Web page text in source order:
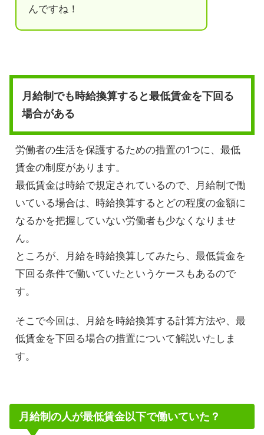
んですね！
月給制でも時給換算すると最低賃金を下回る
場合がある
労働者の生活を保護するための措置の1つに、最低
賃金の制度があります。
最低賃金は時給で規定されているので、月給制で働
いている場合は、時給換算するとどの程度の金額に
なるかを把握していない労働者も少なくなりませ
ん。
ところが、月給を時給換算してみたら、最低賃金を
下回る条件で働いていたというケースもあるので
す。
そこで今回は、月給を時給換算する計算方法や、最
低賃金を下回る場合の措置について解説いたしま
す。
月給制の人が最低賃金以下で働いていた？